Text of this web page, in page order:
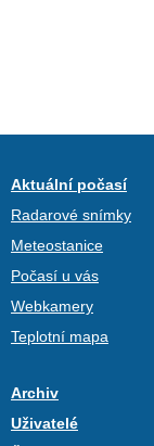
Aktuální počasí
Radarové snímky
Meteostanice
Počasí u vás
Webkamery
Teplotní mapa
Archiv
Uživatelé